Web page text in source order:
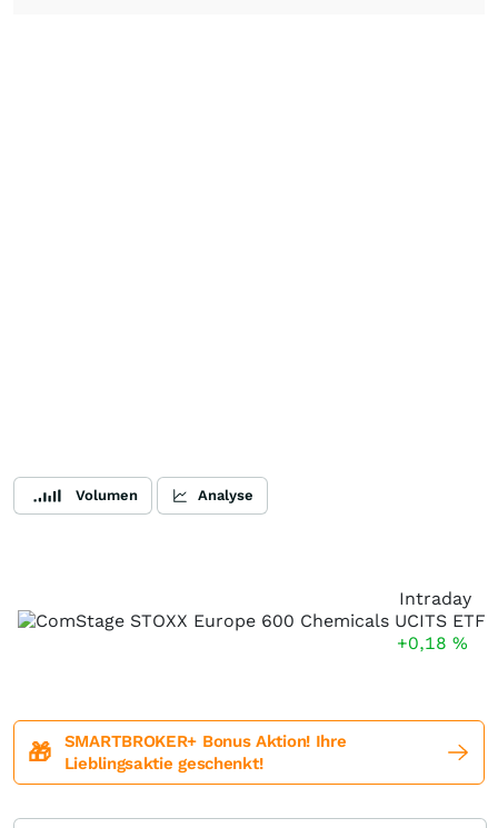
Volumen Analyse
Intraday
+0,18 %
🎁
SMARTBROKER+ Bonus Aktion! Ihre
Lieblingsaktie geschenkt!